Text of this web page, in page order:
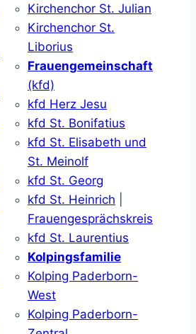
Kirchenchor St. Julian
Kirchenchor St.
Liborius
Frauengemeinschaft
(kfd)
kfd Herz Jesu
kfd St. Bonifatius
kfd St. Elisabeth und
St. Meinolf
kfd St. Georg
kfd St. Heinrich
Frauengesprächskreis
kfd St. Laurentius
Kolpingsfamilie
Kolping Paderborn-
West
Kolping Paderborn-